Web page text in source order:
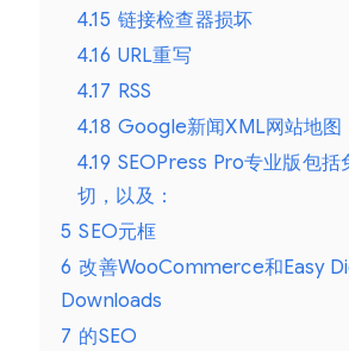
4.15 链接检查器损坏
4.16 URL重写
4.17 RSS
4.18 Google新闻XML网站地图
4.19 SEOPress Pro专业版包括
切，以及：
5 SEO元框
6 改善WooCommerce和Easy
Downloads
7 的SEO